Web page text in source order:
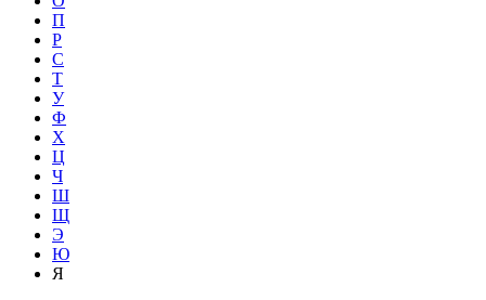
П
Р
С
Т
У
Ф
Х
Ц
Ч
Ш
Щ
Э
Ю
Я